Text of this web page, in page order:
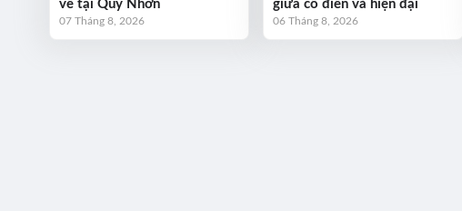
về tại Quy Nhơn
07 Tháng 8, 2026
giữa cổ điển và hiện đại
06 Tháng 8, 2026